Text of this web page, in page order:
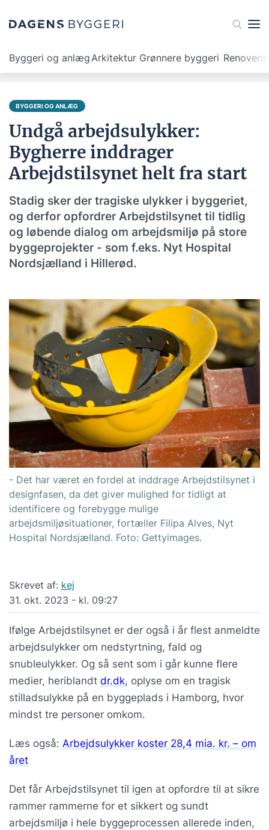
Byggeri og anlægArkitektur Grønnere byggeri
BYGGERI OG ANLÆG
Undgå arbejdsulykker:
Bygherre inddrager
Arbejdstilsynet helt fra start
Stadig sker der tragiske ulykker i byggeriet,
og derfor opfordrer Arbejdstilsynet til tidlig
og løbende dialog om arbejdsmiljø på store
byggeprojekter - som f.eks. Nyt Hospital
Nordsjælland i Hillerød.
- Det har været en fordel at inddrage Arbejdstilsynet i
designfasen, da det giver mulighed for tidligt at
identificere og forebygge mulige
arbejdsmiljøsituationer, fortæller Filipa Alves, Nyt
Hospital Nordsjælland. Foto: Gettyimages.
Skrevet af: kej
31. okt. 2023 - kl. 09:27
Ifølge Arbejdstilsynet er der også i år flest anmeldte
arbejdsulykker om nedstyrtning, fald og
snubleulykker. Og så sent som i går kunne flere
medier, heriblandt dr.dk, oplyse om en tragisk
stilladsulykke på en byggeplads i Hamborg, hvor
mindst tre personer omkom.
Læs også: Arbejdsulykker koster 28,4 mia. kr. – om
året
Det får Arbejdstilsynet til igen at opfordre til at sikre
rammer rammerne for et sikkert og sundt
arbejdsmiljø i hele byggeprocessen allerede inden,